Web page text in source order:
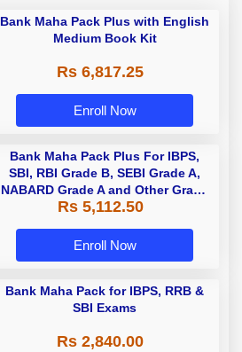
Bank Maha Pack Plus with English
Medium Book Kit
Rs 6,817.25
Enroll Now
Bank Maha Pack Plus For IBPS,
SBI, RBI Grade B, SEBI Grade A,
NABARD Grade A and Other Grade
A & Grade B Bank Exams
Rs 5,112.50
Enroll Now
Bank Maha Pack for IBPS, RRB &
SBI Exams
Rs 2,840.00